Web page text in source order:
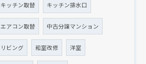
キッチン取替 キッチン排水口
エアコン取替 中古分譲マンション
リビング 和室改修 洋室